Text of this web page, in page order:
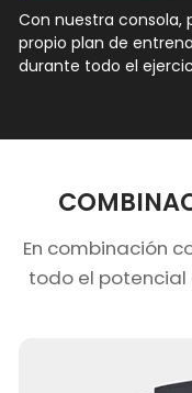
Con nuestra
propio plan de
durante todo el
En combinación
todo el